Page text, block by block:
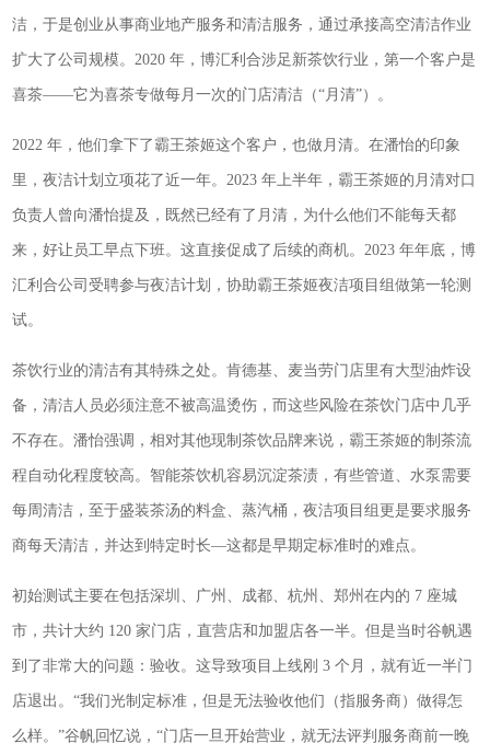
洁，于是创业从事商业地产服务和清洁服务，通过承接高空清洁作业
扩大了公司规模。2020 年，博汇利合涉足新茶饮行业，第一个客户是
喜茶——它为喜茶专做每月一次的门店清洁（“月清”）。
2022 年，他们拿下了霸王茶姬这个客户，也做月清。在潘怡的印象
里，夜洁计划立项花了近一年。2023 年上半年，霸王茶姬的月清对口
负责人曾向潘怡提及，既然已经有了月清，为什么他们不能每天都
来，好让员工早点下班。这直接促成了后续的商机。2023 年年底，博
汇利合公司受聘参与夜洁计划，协助霸王茶姬夜洁项目组做第一轮测
试。
茶饮行业的清洁有其特殊之处。肯德基、麦当劳门店里有大型油炸设
备，清洁人员必须注意不被高温烫伤，而这些风险在茶饮门店中几乎
不存在。潘怡强调，相对其他现制茶饮品牌来说，霸王茶姬的制茶流
程自动化程度较高。智能茶饮机容易沉淀茶渍，有些管道、水泵需要
每周清洁，至于盛装茶汤的料盒、蒸汽桶，夜洁项目组更是要求服务
商每天清洁，并达到特定时长—这都是早期定标准时的难点。
初始测试主要在包括深圳、广州、成都、杭州、郑州在内的 7 座城
市，共计大约 120 家门店，直营店和加盟店各一半。但是当时谷帆遇
到了非常大的问题：验收。这导致项目上线刚 3 个月，就有近一半门
店退出。“我们光制定标准，但是无法验收他们（指服务商）做得怎
么样。”谷帆回忆说，“门店一旦开始营业，就无法评判服务商前一晚